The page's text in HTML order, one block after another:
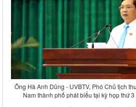
Ông Hà Anh Dũng - UVBTV, Phó Chủ tịch
Nam thành phố phát biểu tại kỳ họp thứ